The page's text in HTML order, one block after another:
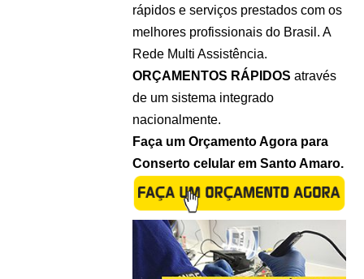
rápidos e serviços prestados com os
melhores profissionais do Brasil. A
Rede Multi Assistência.
ORÇAMENTOS RÁPIDOS através
de um sistema integrado
nacionalmente.
Faça um Orçamento Agora para
Conserto celular em Santo Amaro.